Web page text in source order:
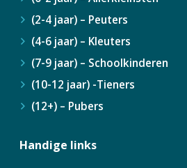
(2-4 jaar) – Peuters
(4-6 jaar) – Kleuters
(7-9 jaar) – Schoolkinderen
(10-12 jaar) -Tieners
(12+) – Pubers
Handige links